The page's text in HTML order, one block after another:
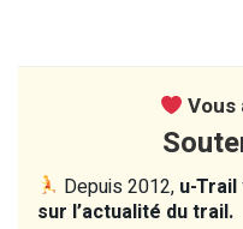
Vous
Depuis 2012, u-
sur l’actualité du trail.